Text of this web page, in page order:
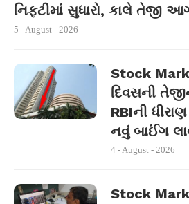
નિફ્ટીમાં સુધારો, કાલે તેજી
5 - August - 2026
Stock
દિવસની
RBIની
નવું બાઈંગ
4 - August - 2026
Stock